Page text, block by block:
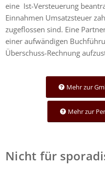
eine Ist-Versteuerung
Einnahmen Umsatzsteuer
zugeflossen sind. Eine
einer aufwändigen
Überschuss-Rechnung
Mehr zur
Mehr zur
Nicht für